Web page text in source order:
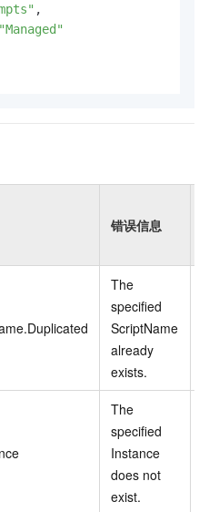
,
"Managed"
错误信息
The
specified
ScriptName
already
exists.
The
specified
Instance
does not
exist.